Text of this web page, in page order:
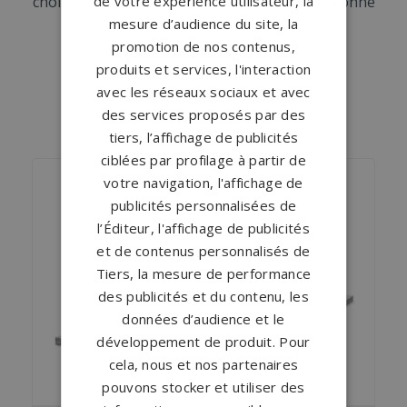
unique.
NOS MONUMENTS SIMILAIRES
mesure d’audience du site, la
promotion de nos contenus,
produits et services, l'interaction
avec les réseaux sociaux et avec
des services proposés par des
tiers, l’affichage de publicités
ciblées par profilage à partir de
votre navigation, l'affichage de
publicités personnalisées de
l’Éditeur, l'affichage de publicités
et de contenus personnalisés de
Tiers, la mesure de performance
des publicités et du contenu, les
données d’audience et le
développement de produit. Pour
cela, nous et nos partenaires
pouvons stocker et utiliser des